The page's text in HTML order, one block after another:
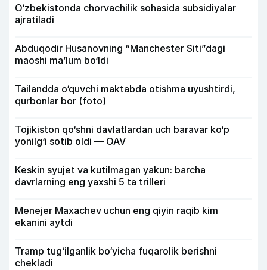
O‘zbekistonda chorvachilik sohasida subsidiyalar
ajratiladi
Abduqodir Husanovning “Manchester Siti”dagi
maoshi ma’lum bo‘ldi
Tailandda o‘quvchi maktabda otishma uyushtirdi,
qurbonlar bor (foto)
Tojikiston qo‘shni davlatlardan uch baravar ko‘p
yonilg‘i sotib oldi — OAV
Keskin syujet va kutilmagan yakun: barcha
davrlarning eng yaxshi 5 ta trilleri
Menejer Maxachev uchun eng qiyin raqib kim
ekanini aytdi
Tramp tug‘ilganlik bo‘yicha fuqarolik berishni
chekladi